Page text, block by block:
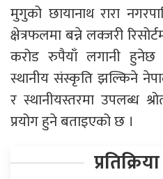
मुगुको छायानाथ रारा
क्षेत्रफलमा बन्ने लक्जरी
करोड रुपैयाँ लगानी हुनेछ ।
स्थानीय संस्कृति झल्किने
र स्थानीयस्तरमा उपलब्ध
प्रयोग हुने बताइएको छ ।